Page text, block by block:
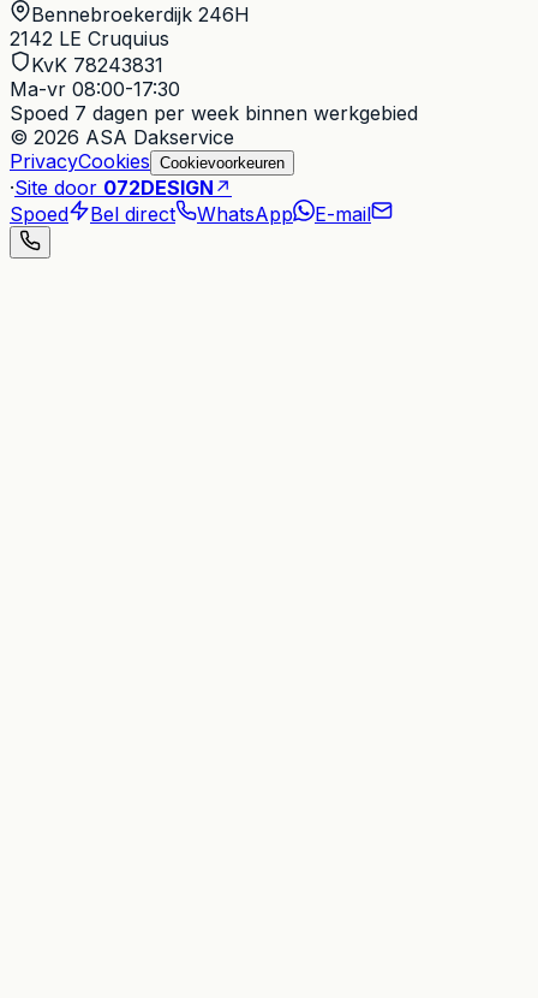
Bennebroekerdijk 246H
2142 LE Cruquius
KvK 78243831
Ma-vr 08:00-17:30
Spoed 7 dagen per week binnen werkgebied
© 2026 ASA Dakservice
PrivacyCookies Cookievoorkeuren
·Site door 072DESIGN ↗
Spoed
Bel direct WhatsApp E-mail